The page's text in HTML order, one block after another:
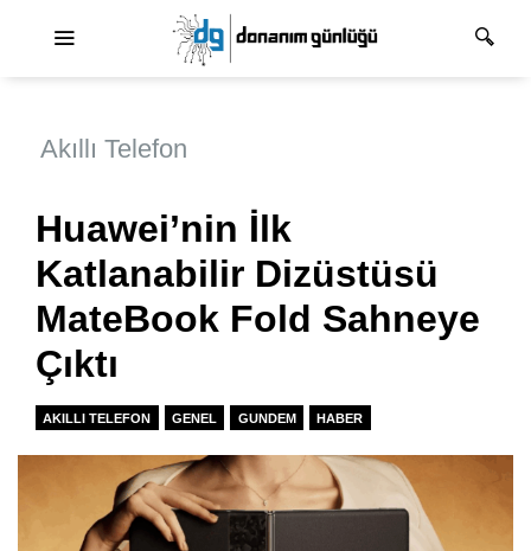
Akıllı Telefon
Huawei’nin İlk
Katlanabilir Dizüstüsü
MateBook Fold Sahneye
Çıktı
AKILLI TELEFON GENEL GUNDEM HABER